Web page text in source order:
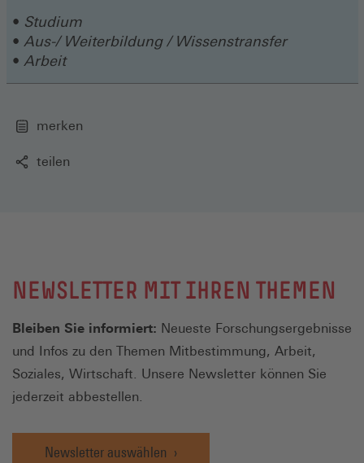
Studium
Aus-/ Weiterbildung / Wissenstransfer
Arbeit
merken
teilen
NEWSLETTER MIT IHREN THEMEN
Bleiben Sie informiert: Neueste Forschungsergebnisse
und Infos zu den Themen Mitbestimmung, Arbeit,
Soziales, Wirtschaft. Unsere Newsletter können Sie
jederzeit abbestellen.
Newsletter auswählen